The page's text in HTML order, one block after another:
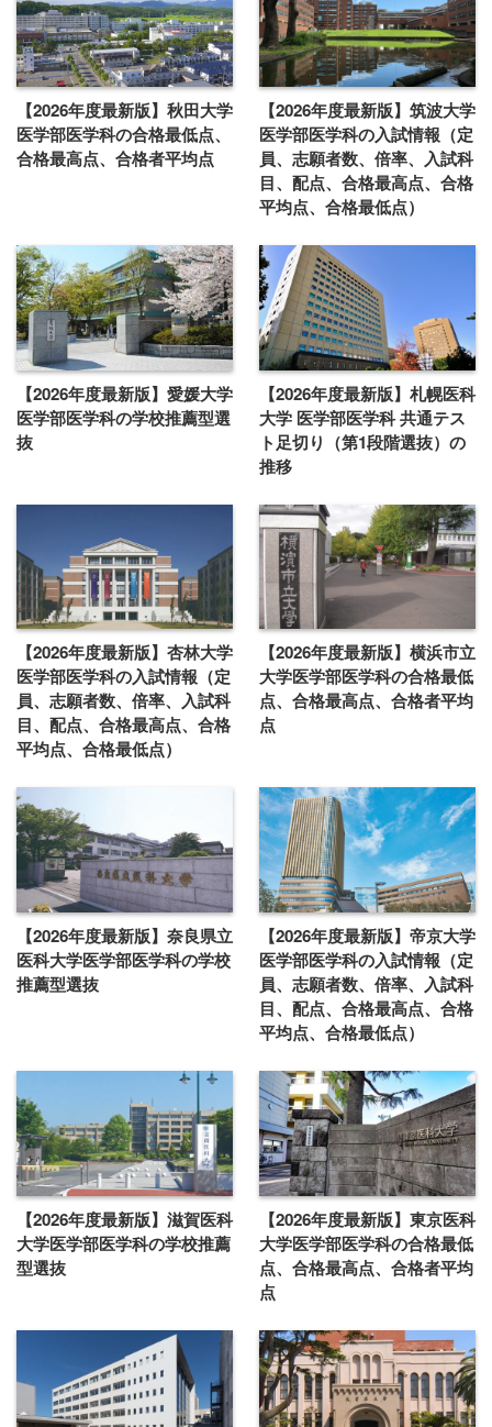
【2026年度最新版】秋田大学
医学部医学科の合格最低点、
合格最高点、合格者平均点
【2026年度最新版】筑波大学
医学部医学科の入試情報（定
員、志願者数、倍率、入試科
目、配点、合格最高点、合格
平均点、合格最低点）
【2026年度最新版】愛媛大学
医学部医学科の学校推薦型選
抜
【2026年度最新版】札幌医科
大学 医学部医学科 共通テス
ト足切り（第1段階選抜）の
推移
【2026年度最新版】杏林大学
医学部医学科の入試情報（定
員、志願者数、倍率、入試科
目、配点、合格最高点、合格
平均点、合格最低点）
【2026年度最新版】横浜市立
大学医学部医学科の合格最低
点、合格最高点、合格者平均
点
【2026年度最新版】奈良県立
医科大学医学部医学科の学校
推薦型選抜
【2026年度最新版】帝京大学
医学部医学科の入試情報（定
員、志願者数、倍率、入試科
目、配点、合格最高点、合格
平均点、合格最低点）
【2026年度最新版】滋賀医科
大学医学部医学科の学校推薦
型選抜
【2026年度最新版】東京医科
大学医学部医学科の合格最低
点、合格最高点、合格者平均
点